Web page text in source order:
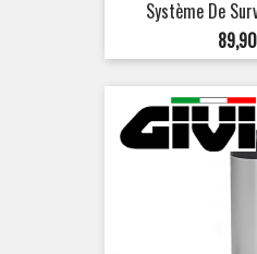
Système De
Prix